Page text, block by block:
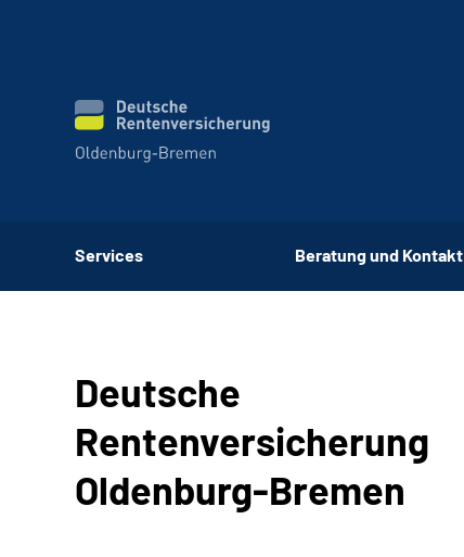
Services Beratung und Kontakt
Deutsche
Rentenversicherung
Oldenburg-Bremen